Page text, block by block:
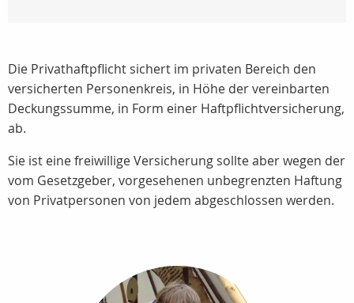
Die Privathaftpflicht sichert im privaten Bereich den
versicherten Personenkreis, in Höhe der vereinbarten
Deckungssumme, in Form einer Haftpflichtversicherung,
ab.
Sie ist eine freiwillige Versicherung sollte aber wegen der
vom Gesetzgeber, vorgesehenen unbegrenzten Haftung
von Privatpersonen von jedem abgeschlossen werden.